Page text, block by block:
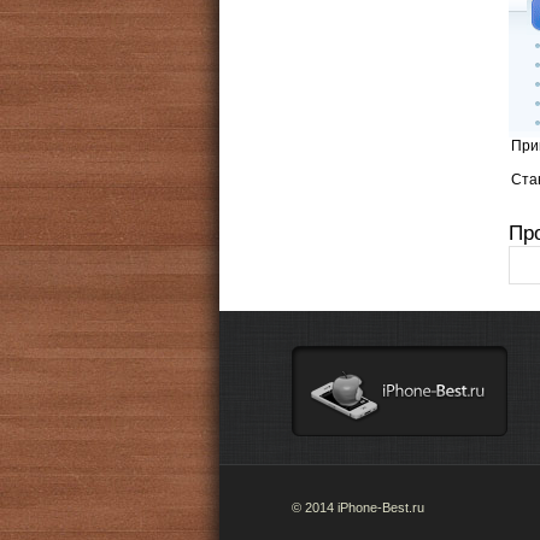
© 2014 iPhone-Best.ru